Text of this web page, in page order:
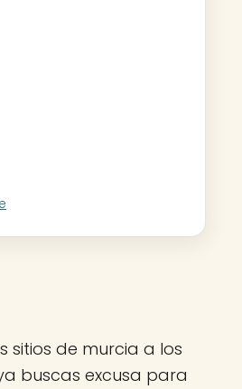
sitios de murcia a los
buscas excusa para